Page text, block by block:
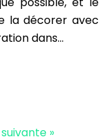
la décorer avec
dans…
»